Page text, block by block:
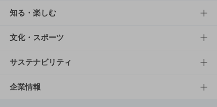
商品TOP
商品一覧
商品発売情報
栄養成分一覧
知る・楽しむ
知る・楽しむTOP
キャンペーン
工場見学
文化・スポーツ
文化・スポーツTOP
サントリーホール
サステナビリティ
サステナビリティTOP
企業情報